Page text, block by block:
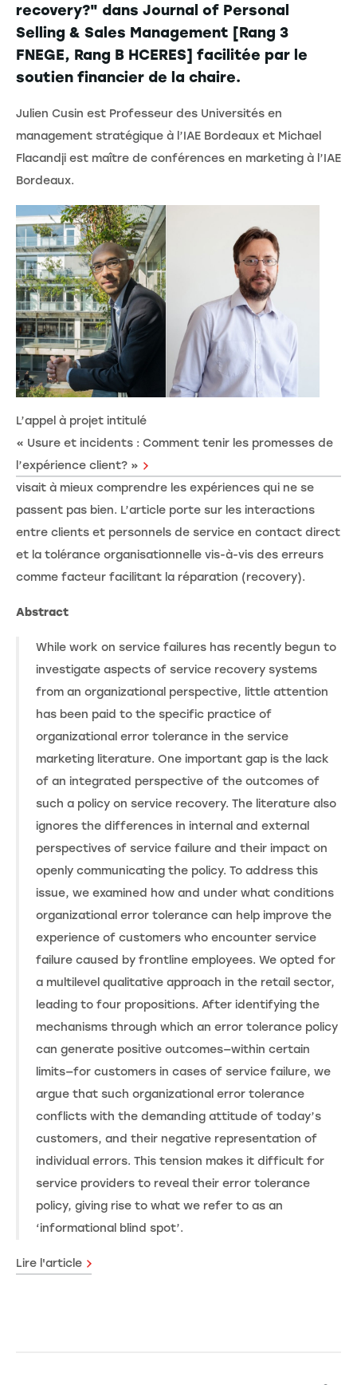
recovery?" dans Journal of Personal
Selling & Sales Management [Rang 3
FNEGE, Rang B HCERES] facilitée par le
soutien financier de la chaire.
Julien Cusin est Professeur des Universités en
management stratégique à l’IAE Bordeaux et Michael
Flacandji est maître de conférences en marketing à l’IAE
Bordeaux.
L’appel à projet intitulé
« Usure et incidents : Comment tenir les promesses de
l’expérience client? »
visait à mieux comprendre les expériences qui ne se
passent pas bien. L’article porte sur les interactions
entre clients et personnels de service en contact direct
et la tolérance organisationnelle vis-à-vis des erreurs
comme facteur facilitant la réparation (recovery).
Abstract
While work on service failures has recently begun to
investigate aspects of service recovery systems
from an organizational perspective, little attention
has been paid to the specific practice of
organizational error tolerance in the service
marketing literature. One important gap is the lack
of an integrated perspective of the outcomes of
such a policy on service recovery. The literature also
ignores the differences in internal and external
perspectives of service failure and their impact on
openly communicating the policy. To address this
issue, we examined how and under what conditions
organizational error tolerance can help improve the
experience of customers who encounter service
failure caused by frontline employees. We opted for
a multilevel qualitative approach in the retail sector,
leading to four propositions. After identifying the
mechanisms through which an error tolerance policy
can generate positive outcomes—within certain
limits—for customers in cases of service failure, we
argue that such organizational error tolerance
conflicts with the demanding attitude of today’s
customers, and their negative representation of
individual errors. This tension makes it difficult for
service providers to reveal their error tolerance
policy, giving rise to what we refer to as an
‘informational blind spot’.
Lire l'article